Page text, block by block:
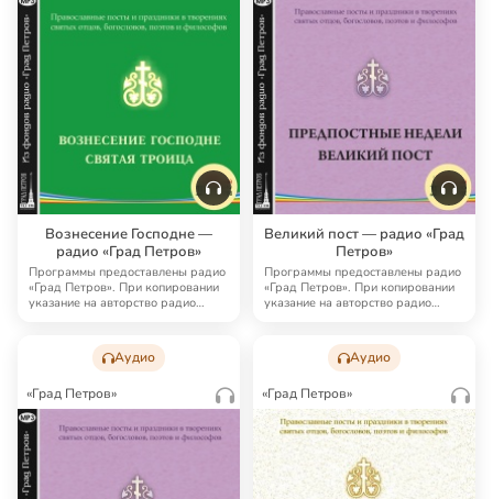
Вознесение Господне —
радио «Град Петров»
Программы предоставлены радио
«Град Петров». При копировании
указание на авторство радио
Великий пост — радио «Град
Петров»
Программы предоставлены радио
«Град Петров». При копировании
указание на авторство радио
Аудио
«Град Петров»
Аудио
«Град Петров»